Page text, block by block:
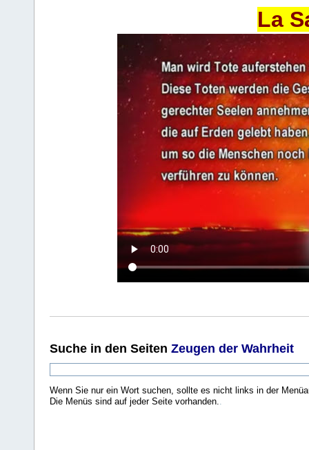
La
Suche in den Seiten Zeugen der Wahrheit
Wenn Sie nur ein Wort suchen, sollte es nicht links in der
Die Menüs sind auf jeder Seite vorhanden.